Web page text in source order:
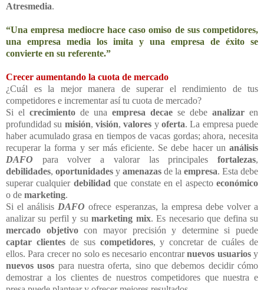
Atresmedia.
“Una empresa mediocre hace caso omiso de sus competidores,
una empresa media los imita y una empresa de éxito se
convierte en su referente.”
Crecer aumentando la cuota de mercado
¿Cuál es la mejor manera de superar el rendimiento de tus
competidores e incrementar así tu cuota de mercado?
Si el crecimiento de una empresa decae se debe analizar en
profundidad su misión,visión,valores yoferta. La empresa puede
haber acumulado grasa en tiempos de vacas gordas; ahora, necesita
recuperar la forma y ser más eficiente. Se debe hacer un análisis
DAFO para volver a valorar las principales fortalezas,
debilidades, oportunidades y amenazas de la empresa. Esta debe
superar cualquier debilidad que constate en el aspecto económico
o de marketing.
Si el análisis DAFO ofrece esperanzas, la empresa debe volver a
analizar su perfil y sumarketing mix. Es necesario que defina su
mercado objetivocon mayor precisión y determine si puede
captar clientesde sus competidores, y concretar de cuáles de
ellos. Para crecer no solo es necesario encontrarnuevos usuariosy
nuevos usos para nuestra oferta, sino que debemos decidir cómo
demostrar a los clientes de nuestros competidores que nuestra e